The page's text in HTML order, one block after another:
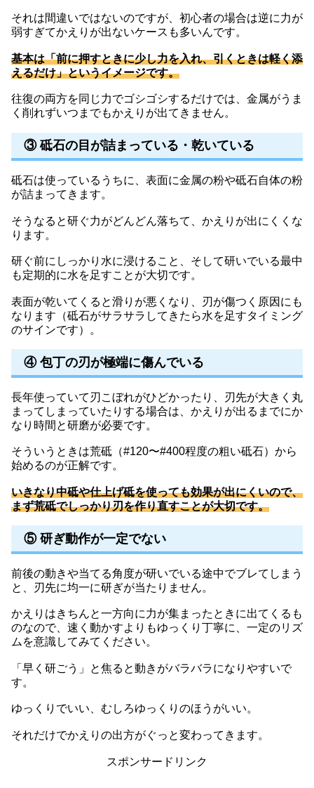
それは間違いではないのですが、初心者の場合は逆に力が
弱すぎてかえりが出ないケースも多いんです。
基本は「前に押すときに少し力を入れ、引くときは軽く添
えるだけ」というイメージです。
往復の両方を同じ力でゴシゴシするだけでは、金属がうま
く削れずいつまでもかえりが出てきません。
③ 砥石の目が詰まっている・乾いている
砥石は使っているうちに、表面に金属の粉や砥石自体の粉
が詰まってきます。
そうなると研ぐ力がどんどん落ちて、かえりが出にくくな
ります。
研ぐ前にしっかり水に浸けること、そして研いでいる最中
も定期的に水を足すことが大切です。
表面が乾いてくると滑りが悪くなり、刃が傷つく原因にも
なります（砥石がサラサラしてきたら水を足すタイミング
のサインです）。
④ 包丁の刃が極端に傷んでいる
長年使っていて刃こぼれがひどかったり、刃先が大きく丸
まってしまっていたりする場合は、かえりが出るまでにか
なり時間と研磨が必要です。
そういうときは荒砥（#120〜#400程度の粗い砥石）から
始めるのが正解です。
いきなり中砥や仕上げ砥を使っても効果が出にくいので、
まず荒砥でしっかり刃を作り直すことが大切です。
⑤ 研ぎ動作が一定でない
前後の動きや当てる角度が研いでいる途中でブレてしまう
と、刃先に均一に研ぎが当たりません。
かえりはきちんと一方向に力が集まったときに出てくるも
のなので、速く動かすよりもゆっくり丁寧に、一定のリズ
ムを意識してみてください。
「早く研ごう」と焦ると動きがバラバラになりやすいで
す。
ゆっくりでいい、むしろゆっくりのほうがいい。
それだけでかえりの出方がぐっと変わってきます。
スポンサードリンク